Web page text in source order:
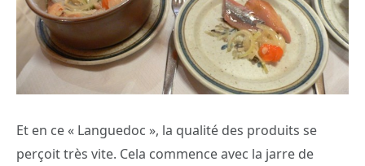
Et en ce « Languedoc », la qualité des produits se
perçoit très vite. Cela commence avec la jarre de